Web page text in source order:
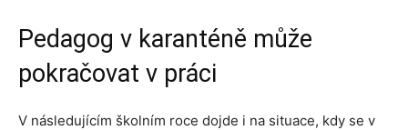
Pedagog v karanténě může
pokračovat v práci
V následujícím školním roce dojde i na situace, kdy se v